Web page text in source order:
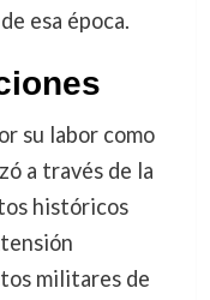
esa época.
su labor como
a través de la
históricos
militares de